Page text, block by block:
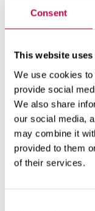
Consent
This website
We use cookies
provide social
We also share
our social media,
may combine it
provided to them
of their services.
Põõsaste puhul
kiirendab
Annustamine:
Maasikas: 1
Vaarikas:
Sõstrad: 1 l/
Karusmari: